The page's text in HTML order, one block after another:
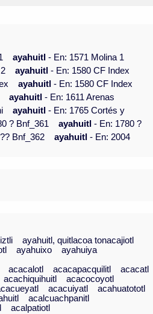
ayahuitl- En: 1571 Molina 1
ayahuitl- En: 1580 CF Index
ayahuitl- En: 1580 CF Index
ayahuitl- En: 1611 Arenas
ayahuitl- En: 1765 Cortés y
? Bnf_361 ayahuitl- En: 1780 ?
Bnf_362 ayahuitl- En: 2004
ayahuitl, quitlacoa tonacajiotl
ayahuixo
ayahuiya
acacalotl acacapacquilitl
acacatl
acachiquihuitl
acacocoyotl
acacuiyatl
acahuatototl
acalcuachpanitl
acalpatiotl